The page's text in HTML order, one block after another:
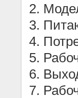
2.
3.
4.
5.
6.
7.